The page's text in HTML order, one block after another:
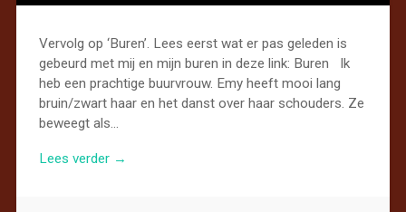
Vervolg op ‘Buren’. Lees eerst wat er pas geleden is
gebeurd met mij en mijn buren in deze link: Buren Ik
heb een prachtige buurvrouw. Emy heeft mooi lang
bruin/zwart haar en het danst over haar schouders. Ze
beweegt als…
Lees verder →